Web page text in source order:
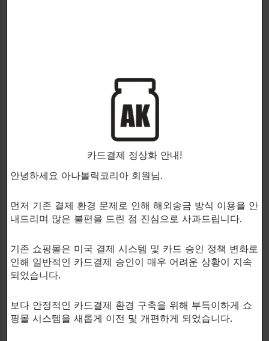
LEGENDARY NUTRITION
The world's best innovative
liver health support formula!
LIVER
$43.00
LEGENDARY NUTRITION
1정당 강력한 메틸스텐볼론
10mg 함유!
74.00
카드결제 정상화 안내!
안녕하세요 아나볼릭코리아 회원님.
먼저 기존 결제 환경 문제로 인해 해외송금 방식 이용을 안
내드리며 많은 불편을 드린 점 진심으로 사과드립니다.
기존 쇼핑몰은 미국 결제 시스템 및 카드 승인 정책 변화로
인해 일반적인 카드결제 승인이 매우 어려운 상황이 지속
되었습니다.
보다 안정적인 카드결제 환경 구축을 위해 부득이하게 쇼
핑몰 시스템을 새롭게 이전 및 개편하게 되었습니다.